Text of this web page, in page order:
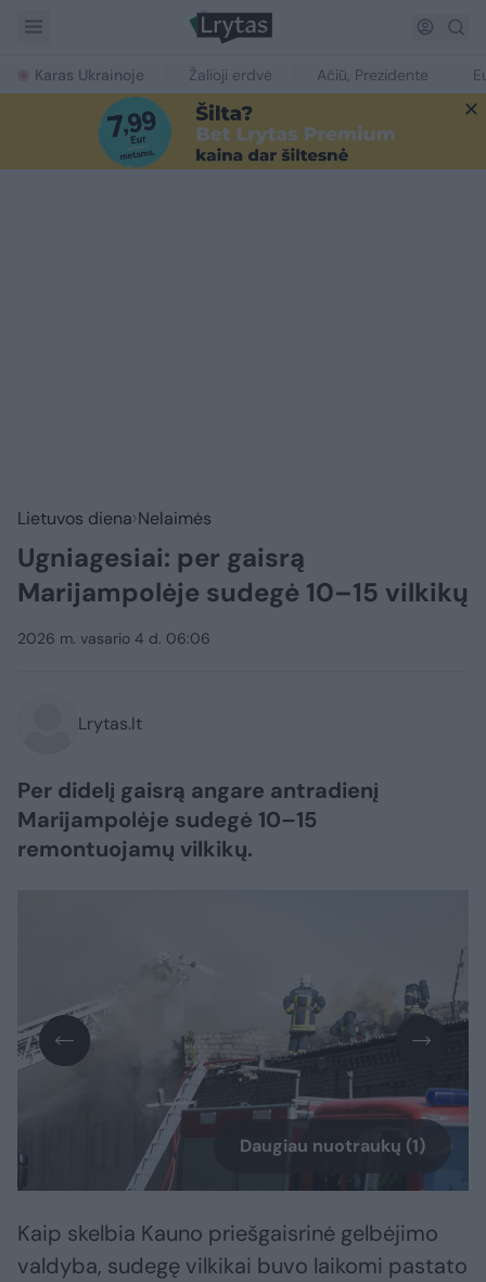
Karas Ukrainoje Žalioji erdvė Ačiū, Prezidente
Lietuvos diena Nelaimės
Ugniagesiai: per gaisrą
Marijampolėje sudegė 10–15 vilkikų
2026 m. vasario 4 d. 06:06
Lrytas.lt
Per didelį gaisrą angare antradienį
Marijampolėje sudegė 10–15
remontuojamų vilkikų.
Daugiau nuotraukų (1)
Kaip skelbia Kauno priešgaisrinė gelbėjimo
valdyba, sudegę vilkikai buvo laikomi pastato